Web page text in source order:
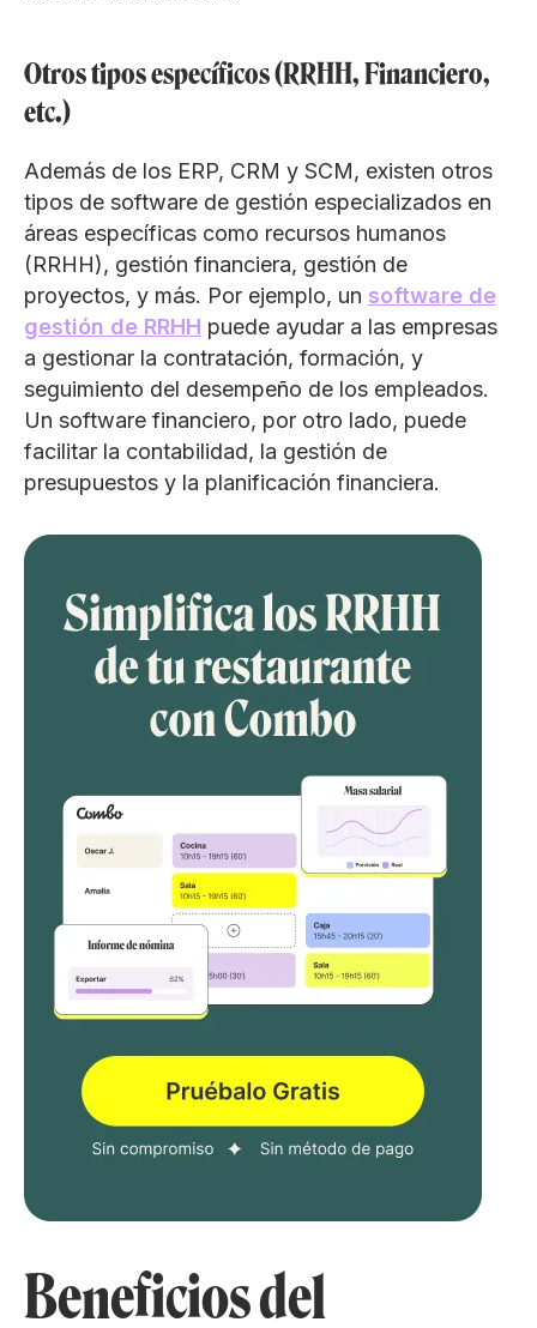
Otros tipos específicos (RRHH, Financiero,
etc.)
Además de los ERP, CRM y SCM, existen otros
tipos de software de gestión especializados en
áreas específicas como recursos humanos
(RRHH), gestión financiera, gestión de
proyectos, y más. Por ejemplo, un software de
gestión de RRHH puede ayudar a las empresas
a gestionar la contratación, formación, y
seguimiento del desempeño de los empleados.
Un software financiero, por otro lado, puede
facilitar la contabilidad, la gestión de
presupuestos y la planificación financiera.
Beneficios del